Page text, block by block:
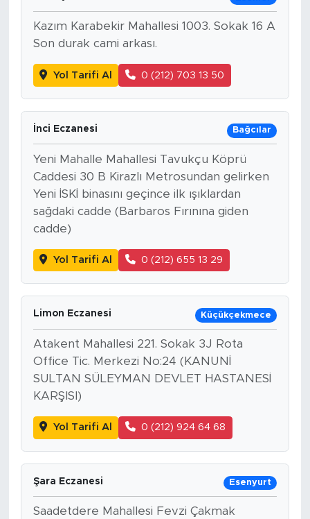
Kazım Karabekir Mahallesi 1003. Sokak 16 A
Son durak cami arkası.
Yol Tarifi Al 0 (212) 703 13 50
İnci Eczanesi Bağcılar
Yeni Mahalle Mahallesi Tavukçu Köprü
Caddesi 30 B Kirazlı Metrosundan gelirken
Yeni İSKİ binasını geçince ilk ışıklardan
sağdaki cadde (Barbaros Fırınına giden
cadde)
Yol Tarifi Al 0 (212) 655 13 29
Limon Eczanesi Küçükçekmece
Atakent Mahallesi 221. Sokak 3J Rota
Office Tic. Merkezi No:24 (KANUNİ
SULTAN SÜLEYMAN DEVLET HASTANESİ
KARŞISI)
Yol Tarifi Al 0 (212) 924 64 68
Şara Eczanesi Esenyurt
Saadetdere Mahallesi Fevzi Çakmak